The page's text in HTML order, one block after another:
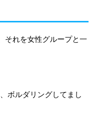
それを女性グループと一
ボルダリングしてまし